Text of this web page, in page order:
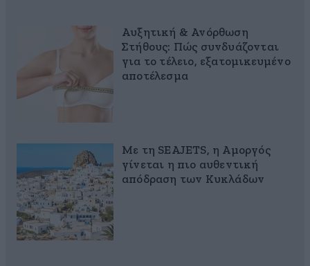
Αυξητική & Ανόρθωση
Στήθους: Πώς συνδυάζονται
για το τέλειο, εξατομικευμένο
αποτέλεσμα
Με τη SEAJETS, η Αμοργός
γίνεται η πιο αυθεντική
απόδραση των Κυκλάδων